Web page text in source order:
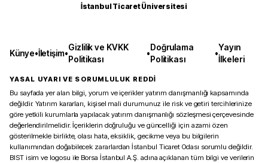
İstanbul Ticaret Üniversitesi
Künye•İletişim•
Gizlilik ve KVKK
Politikası
•
Doğrulama
Politikası
•
Yayın
İlkeleri
YASAL UYARI VE SORUMLULUK REDDİ
Bu sayfada yer alan bilgi, yorum ve içerikler yatırım danışmanlığı kapsamında
değildir. Yatırım kararları, kişisel mali durumunuz ile risk ve getiri tercihlerinize
göre yetkili kurumlarla yapılacak yatırım danışmanlığı sözleşmesi çerçevesinde
değerlendirilmelidir. İçeriklerin doğruluğu ve güncelliği için azami özen
gösterilmekle birlikte, olası hata, eksiklik, gecikme veya bu bilgilerin
kullanımından doğabilecek zararlardan İstanbul Ticaret Odası sorumlu değildir.
BIST isim ve logosu ile Borsa İstanbul A.Ş. adına açıklanan tüm bilgi ve verilerin